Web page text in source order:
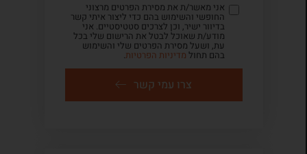
אני מאשר/ת את מסירת הפרטים מרצוני
החופשי והשימוש בהם כדי ליצור איתי קשר
בדיוור ישיר, וכן לצרכים סטטיסטיים. אני
מודע/ת שאוכל לבטל את הרישום שלי בכל
עת, ושעל מסירת הפרטים שלי והשימוש
בהם תחול מדיניות הפרטיות.
צרו עמי קשר